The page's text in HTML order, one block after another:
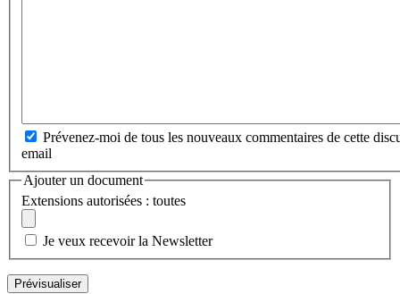
Prévenez-moi de tous les nouveaux commentaires de cette
email
Ajouter un document
Extensions autorisées : toutes
Je veux recevoir la Newsletter